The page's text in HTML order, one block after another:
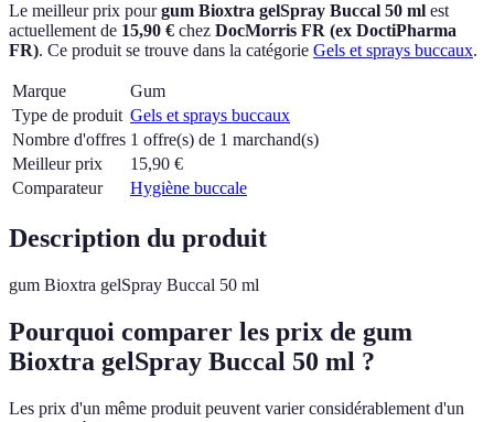
Le meilleur prix pourgum Bioxtra gelSpray Buccal 50 ml est
actuellement de 15,90 € chez DocMorris FR (ex DoctiPharma
FR). Ce produit se trouve dans la catégorie Gels et sprays buccaux.
Marque
Gum
Type de produit Gels et sprays buccaux
Nombre d'offres 1 offre(s) de 1 marchand(s)
Meilleur prix
15,90 €
Comparateur
Hygiène buccale
Description du produit
gum Bioxtra gelSpray Buccal 50 ml
Pourquoi comparer les prix de gum
Bioxtra gelSpray Buccal 50 ml ?
Les prix d'un même produit peuvent varier considérablement d'un